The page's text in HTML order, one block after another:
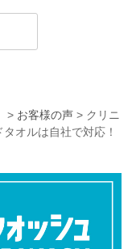
> お客様の声> クリニ
オルは自社で対応！